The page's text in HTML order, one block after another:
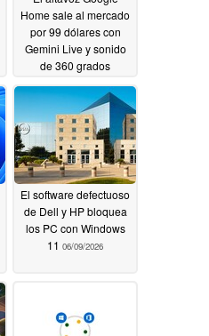
Home sale al mercado
por 99 dólares con
Gemini Live y sonido
de 360 grados
06/18/2026
El software defectuoso
de Dell y HP bloquea
los PC con Windows
11 06/09/2026